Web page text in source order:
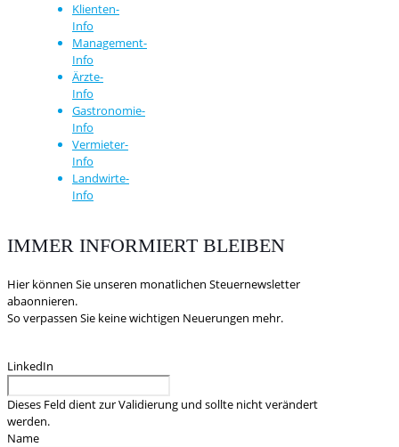
Klienten-
Info
Management-
Info
Ärzte-
Info
Gastronomie-
Info
Vermieter-
Info
Landwirte-
Info
IMMER INFORMIERT BLEIBEN
Hier können Sie unseren monatlichen Steuernewsletter
abaonnieren.
So verpassen Sie keine wichtigen Neuerungen mehr.
LinkedIn
Dieses Feld dient zur Validierung und sollte nicht verändert
werden.
Name